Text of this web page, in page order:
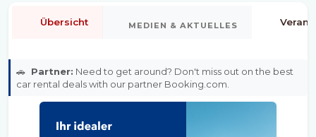
Übersicht MEDIEN & AKTUELLES
🚗 Partner: Need to get around? Don't miss out on the best
car rental deals with our partner Booking.com.